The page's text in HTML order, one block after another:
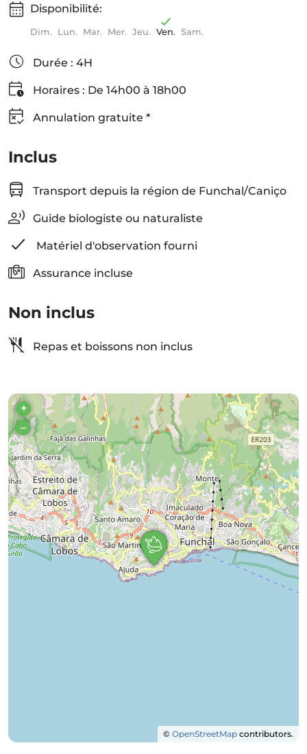
Disponibilité:
Dim. Lun. Mar. Mer. Jeu. Ven. Sam.
Durée : 4H
Horaires : De 14h00 à 18h00
Annulation gratuite *
Inclus
Transport depuis la région de Funchal/Caniço
Guide biologiste ou naturaliste
Matériel d'observation fourni
Assurance incluse
Non inclus
Repas et boissons non inclus
+
–
© OpenStreetMap contributors.